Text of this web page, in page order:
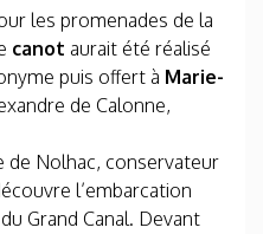
les promenades de la
canot aurait été réalisé
puis offert à Marie-
de Calonne,
de Nolhac, conservateur
l’embarcation
Grand Canal. Devant